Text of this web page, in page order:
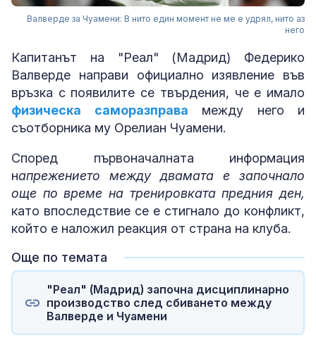
Валверде за Чуамени: В нито един момент не ме е удрял, нито аз
него
Капитанът на "Реал" (Мадрид) Федерико
Валверде направи официално изявление във
връзка с появилите се твърдения, че е имало
физическа саморазправа между него и
съотборника му Орелиан Чуамени.
Според първоначалната информация
напрежението между двамата е започнало
още по време на тренировката предния ден,
като впоследствие се е стигнало до конфликт,
който е наложил реакция от страна на клуба.
Още по темата
"Реал" (Мадрид) започна дисциплинарно
производство след сбиването между
Валверде и Чуамени